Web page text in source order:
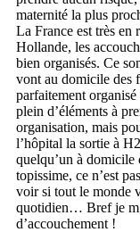
maternité la plus
La France est très en
Hollande, les
bien organisés. Ce
vont au domicile des
parfaitement
plein d’éléments à
organisation, mais
l’hôpital la sortie à
quelqu’un à domicile
topissime, ce n’est
voir si tout le monde
quotidien… Bref je
d’accouchement !